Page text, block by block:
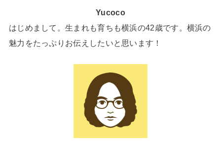
Yucoco
はじめまして。生まれも育ちも横浜の42歳です。横浜の
魅力をたっぷりお伝えしたいと思います！